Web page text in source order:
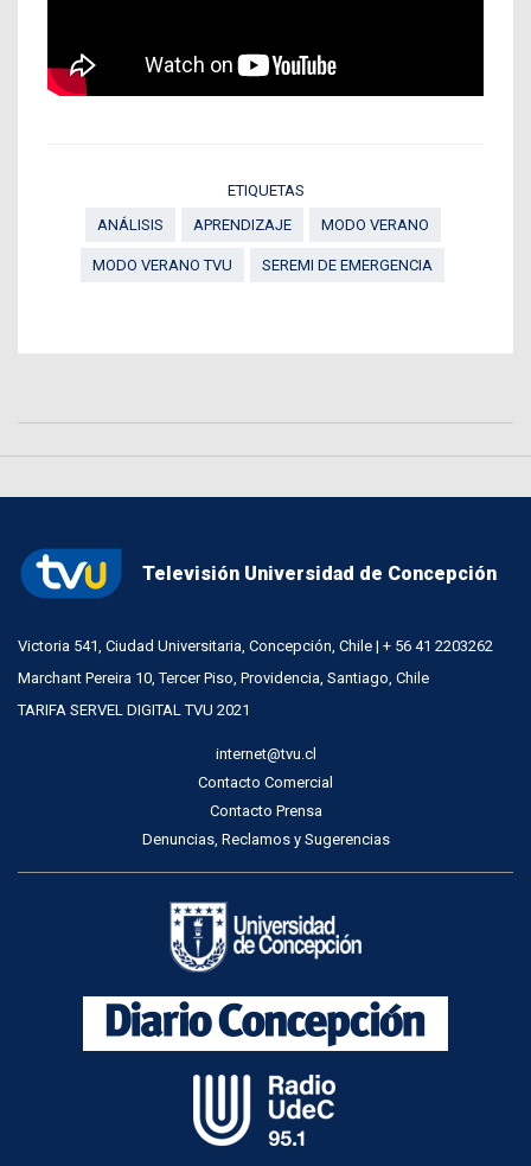
ETIQUETAS
ANÁLISIS
APRENDIZAJE MODO VERANO
MODO VERANO TVU SEREMI DE EMERGENCIA
Televisión Universidad de Concepción
Victoria 541, Ciudad Universitaria, Concepción, Chile | + 56 41 2203262
Marchant Pereira 10, Tercer Piso, Providencia, Santiago, Chile
TARIFA SERVEL DIGITAL TVU 2021
internet@tvu.cl
Contacto Comercial
Contacto Prensa
Denuncias, Reclamos y Sugerencias